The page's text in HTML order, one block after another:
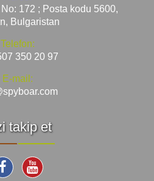
172 ; Posta kodu 5600,
Bulgaristan
Telefon:
350 20 97
E-mail:
takip et